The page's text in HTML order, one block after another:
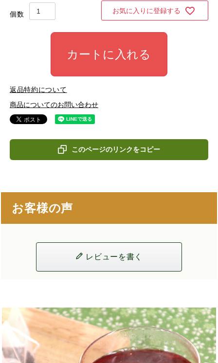
お気に入りに登録する
カートに入れる
返品特約について
商品についてのお問い合わせ
このページのリンクをコピー
お客様の声
レビューを書く